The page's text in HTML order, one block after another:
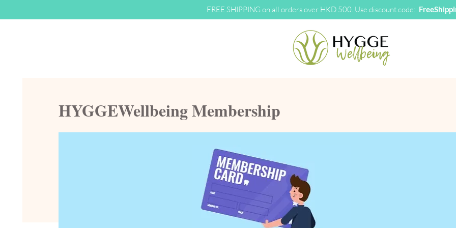
FREE SHIPPING on all orders over HKD 500. Use discount code:
HYGGEWellbeing Membership